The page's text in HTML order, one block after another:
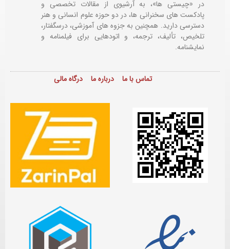
در «چیستی ها»، به آرشیوی از مقالات تخصصی و
پادکست های سخنرانی ها، در دو حوزه علوم انسانی و هنر
دسترسی دارید. همچنین به جزوه های آموزشی، درسگفتار،
تلخیص، تألیف، ترجمه، و اتودهایی برایفیلمنامه و
نمایشنامه.
تماس با ما درباره ما درگاه مالی